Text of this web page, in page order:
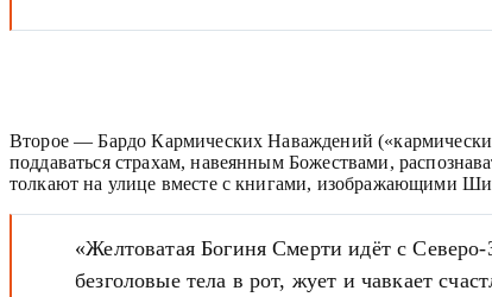
Второе — Бардо Кармических Наваждений
поддаваться страхам, навеянным Божествами,
толкают на улице вместе с книгами, изображающими
«Желтоватая Богиня Смерти идёт с
безголовые тела в рот, жует и чавкает